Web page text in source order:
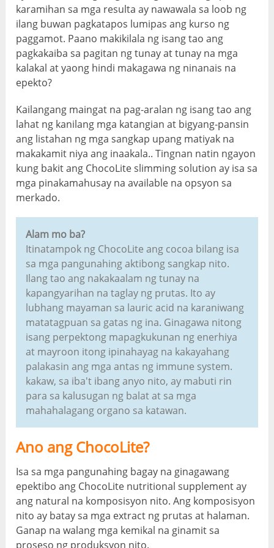
karamihan sa mga resulta ay nawawala sa loob ng
ilang buwan pagkatapos lumipas ang kurso ng
paggamot. Paano makikilala ng isang tao ang
pagkakaiba sa pagitan ng tunay at tunay na mga
kalakal at yaong hindi makagawa ng ninanais na
epekto?
Kailangang maingat na pag-aralan ng isang tao ang
lahat ng kanilang mga katangian at bigyang-pansin
ang listahan ng mga sangkap upang matiyak na
makakamit niya ang inaakala.. Tingnan natin ngayon
kung bakit ang ChocoLite slimming solution ay isa sa
mga pinakamahusay na available na opsyon sa
merkado.
Alam mo ba?
Itinatampok ng ChocoLite ang cocoa bilang isa
sa mga pangunahing aktibong sangkap nito.
Ilang tao ang nakakaalam ng tunay na
kapangyarihan na taglay ng prutas. Ito ay
lubhang mayaman sa lauric acid na karaniwang
matatagpuan sa gatas ng ina. Ginagawa nitong
isang perpektong mapagkukunan ng enerhiya
at mayroon itong ipinahayag na kakayahang
palakasin ang mga antas ng immune system.
kakaw, sa iba't ibang anyo nito, ay mabuti rin
para sa kalusugan ng balat at sa mga
mahahalagang organo sa katawan.
Ano ang ChocoLite?
Isa sa mga pangunahing bagay na ginagawang
epektibo ang ChocoLite nutritional supplement ay
ang natural na komposisyon nito. Ang komposisyon
nito ay batay sa mga extract ng prutas at halaman.
Ganap na walang mga kemikal na ginamit sa
proseso ng produksyon nito.